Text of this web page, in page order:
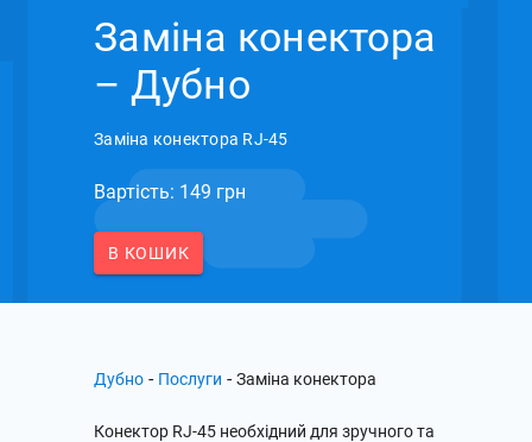
Заміна конектора
– Дубно
Заміна конектора RJ-45
В КОШИК
Вартість: 149 грн
Дубно - Послуги - Заміна конектора
Конектор RJ-45 необхідний для зручного та